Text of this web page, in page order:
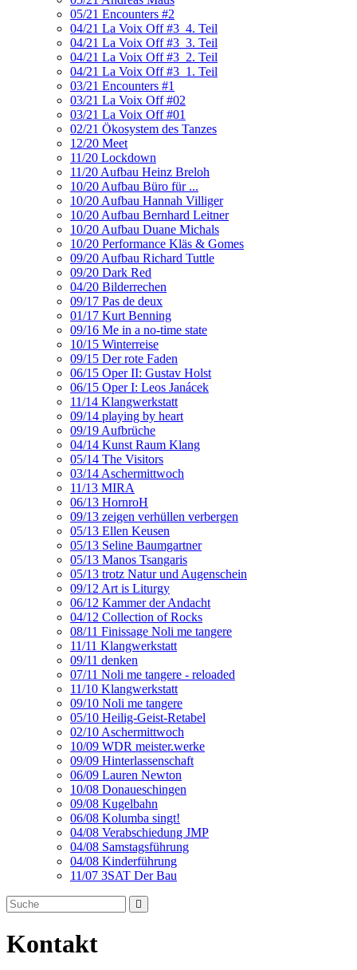
05/21 Encounters #2
04/21 La Voix Off #3_4. Teil
04/21 La Voix Off #3_3. Teil
04/21 La Voix Off #3_2. Teil
04/21 La Voix Off #3_1. Teil
03/21 Encounters #1
03/21 La Voix Off #02
03/21 La Voix Off #01
02/21 Ökosystem des Tanzes
12/20 Meet
11/20 Lockdown
11/20 Aufbau Heinz Breloh
10/20 Aufbau Büro für ...
10/20 Aufbau Hannah Villiger
10/20 Aufbau Bernhard Leitner
10/20 Aufbau Duane Michals
10/20 Performance Kläs & Gomes
09/20 Aufbau Richard Tuttle
09/20 Dark Red
04/20 Bilderrechen
09/17 Pas de deux
01/17 Kurt Benning
09/16 Me in a no-time state
10/15 Winterreise
09/15 Der rote Faden
06/15 Oper II: Gustav Holst
06/15 Oper I: Leos Janácek
11/14 Klangwerkstatt
09/14 playing by heart
09/19 Aufbrüche
04/14 Kunst Raum Klang
05/14 The Visitors
03/14 Aschermittwoch
11/13 MIRA
06/13 HornroH
09/13 zeigen verhüllen verbergen
05/13 Ellen Keusen
05/13 Seline Baumgartner
05/13 Manos Tsangaris
05/13 trotz Natur und Augenschein
09/12 Art is Liturgy
06/12 Kammer der Andacht
04/12 Collection of Rocks
08/11 Finissage Noli me tangere
11/11 Klangwerkstatt
09/11 denken
07/11 Noli me tangere - reloaded
11/10 Klangwerkstatt
09/10 Noli me tangere
05/10 Heilig-Geist-Retabel
02/10 Aschermittwoch
10/09 WDR meister.werke
09/09 Hinterlassenschaft
06/09 Lauren Newton
10/08 Donaueschingen
09/08 Kugelbahn
06/08 Kolumba singt!
04/08 Verabschiedung JMP
04/08 Samstagsführung
04/08 Kinderführung
11/07 3SAT Der Bau
Kontakt